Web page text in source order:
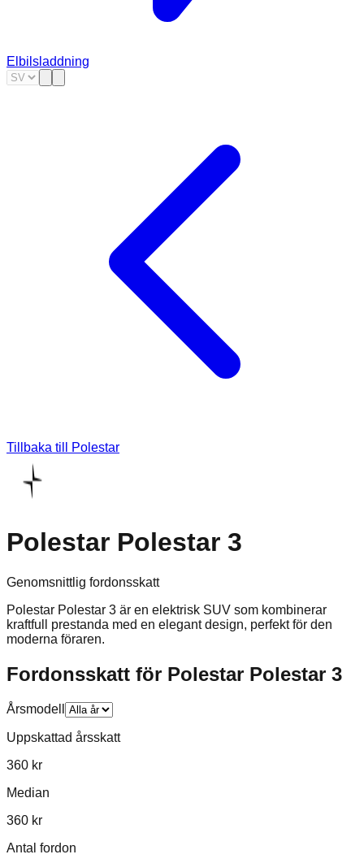
Elbilsladdning
Tillbaka till Polestar
Polestar Polestar 3
Genomsnittlig fordonsskatt
Polestar Polestar 3 är en elektrisk SUV som kombinerar
kraftfull prestanda med en elegant design, perfekt för den
moderna föraren.
Fordonsskatt för Polestar Polestar 3
Årsmodell
Uppskattad årsskatt
360 kr
Median
360 kr
Antal fordon